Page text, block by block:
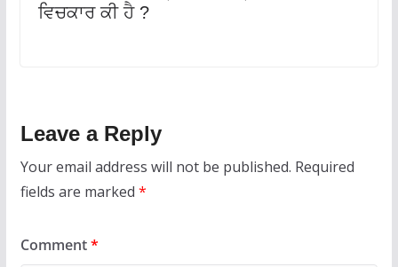
ਵਿਚਕਾਰ ਕੀ ਹੈ ?
Leave a Reply
Your email address will not be published. Required
fields are marked *
Comment*